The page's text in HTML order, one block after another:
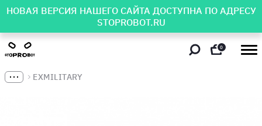
НОВАЯ ВЕРСИЯ НАШЕГО САЙТА ДОСТУПНА ПО АДРЕСУ
STOPROBOT.RU
0
EXMILITARY